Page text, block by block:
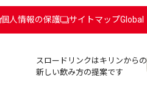
個人情報の保護 サイトマップGlobal
スロードリンクはキリンからの
新しい飲み方の提案です